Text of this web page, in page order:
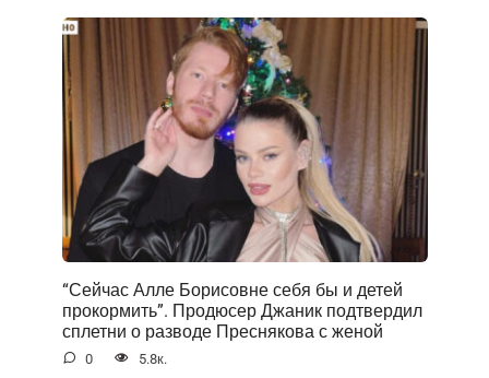
“Сейчас Алле Борисовне себя бы и детей
прокормить”. Продюсер Джаник подтвердил
сплетни о разводе Преснякова с женой
0 5.8к.